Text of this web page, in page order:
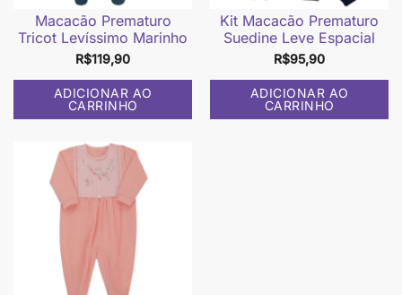
Macacão Prematuro
Tricot Levíssimo Marinho
R$119,90
ADICIONAR AO
CARRINHO
Kit Macacão Prematuro
Suedine Leve Espacial
R$95,90
ADICIONAR AO
CARRINHO